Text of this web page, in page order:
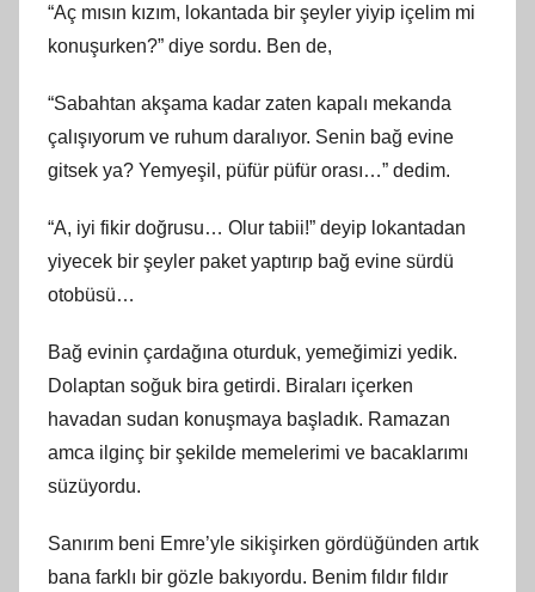
“Aç mısın kızım, lokantada bir şeyler yiyip içelim mi
konuşurken?” diye sordu. Ben de,
“Sabahtan akşama kadar zaten kapalı mekanda
çalışıyorum ve ruhum daralıyor. Senin bağ evine
gitsek ya? Yemyeşil, püfür püfür orası…” dedim.
“A, iyi fikir doğrusu… Olur tabii!” deyip lokantadan
yiyecek bir şeyler paket yaptırıp bağ evine sürdü
otobüsü…
Bağ evinin çardağına oturduk, yemeğimizi yedik.
Dolaptan soğuk bira getirdi. Biraları içerken
havadan sudan konuşmaya başladık. Ramazan
amca ilginç bir şekilde memelerimi ve bacaklarımı
süzüyordu.
Sanırım beni Emre’yle sikişirken gördüğünden artık
bana farklı bir gözle bakıyordu. Benim fıldır fıldır